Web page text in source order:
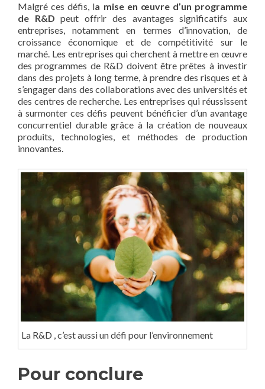
Malgré ces défis, la mise en œuvre d’un programme
de R&D peut offrir des avantages significatifs aux
entreprises, notamment en termes d’innovation, de
croissance économique et de compétitivité sur le
marché. Les entreprises qui cherchent à mettre en œuvre
des programmes de R&D doivent être prêtes à investir
dans des projets à long terme, à prendre des risques et à
s’engager dans des collaborations avec des universités et
des centres de recherche. Les entreprises qui réussissent
à surmonter ces défis peuvent bénéficier d’un avantage
concurrentiel durable grâce à la création de nouveaux
produits, technologies, et méthodes de production
innovantes.
La R&D , c’est aussi un défi pour l’environnement
Pour conclure